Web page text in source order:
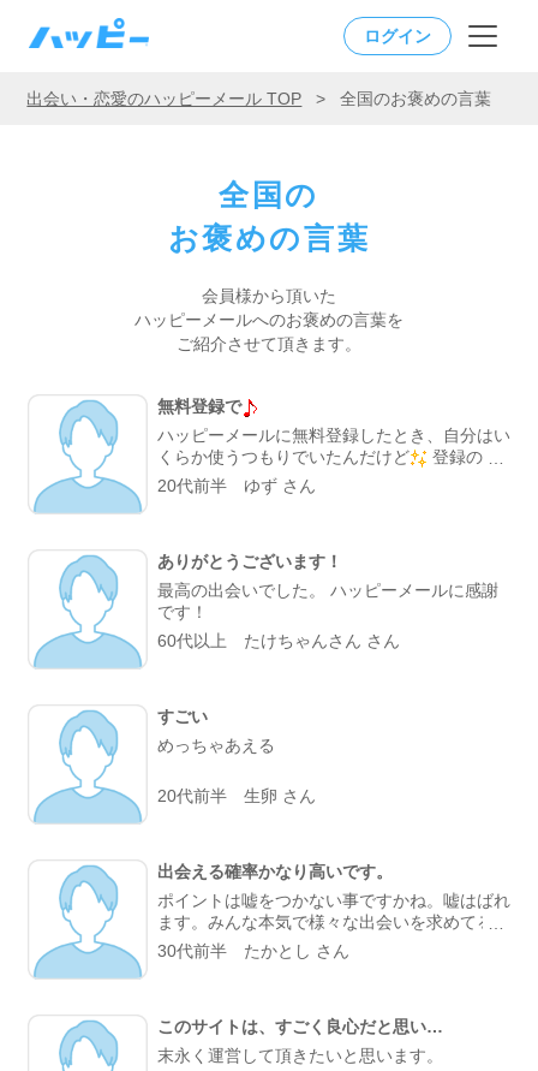
ログイン
出会い・恋愛のハッピーメール TOP > 全国のお褒めの言葉
全国の
お褒めの言葉
会員様から頂いた
ハッピーメールへのお褒めの言葉を
ご紹介させて頂きます。
無料登録で
ハッピーメールに無料登録したとき、自分はい
くらか使うつもりでいたんだけど
登録のと
きにもらったポイントでメル友をgetできた!!
まださすがに出会いはないけど、メール下手な
ど焦らずゆっくりと仲良くなって行こうと思い
ます(*・ω・)ノ (゜Д゜)フンヌオォ!!頑張るぞ
おぉ!!
20代前半 ゆず さん
ありがとうございます！
最高の出会いでした。 ハッピーメールに感謝
です！
60代以上 たけちゃんさん さん
すごい
めっちゃあえる
20代前半 生卵 さん
出会える確率かなり高いです。
ポイントは嘘をつかない事ですかね。嘘はばれ
ます。みんな本気で様々な出会いを求めてるの
で。そんな自分も同棲まで行きました(笑)で
も・・・(泣)
30代前半 たかとし さん
このサイトは、すごく良心だと思い…
末永く運営して頂きたいと思います。